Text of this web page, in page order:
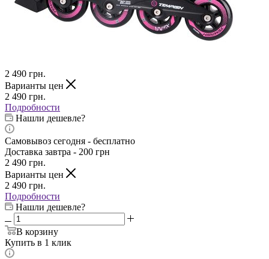
2 490 грн.
Варианты цен
2 490 грн.
Подробности
Нашли дешевле?
Самовывоз сегодня - бесплатно
Доставка завтра - 200 грн
2 490 грн.
Варианты цен
2 490 грн.
Подробности
Нашли дешевле?
В корзину
Купить в 1 клик